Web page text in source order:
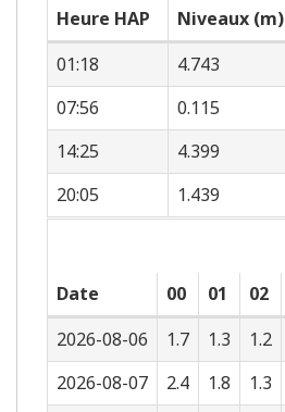
Heure HAP Niveaux (m)
01:18
4.743
07:56
0.115
14:25
4.399
20:05
1.439
Date 00 01 02
2026-08-06
1.7 1.3 1.2
2026-08-07
2.4 1.8 1.3